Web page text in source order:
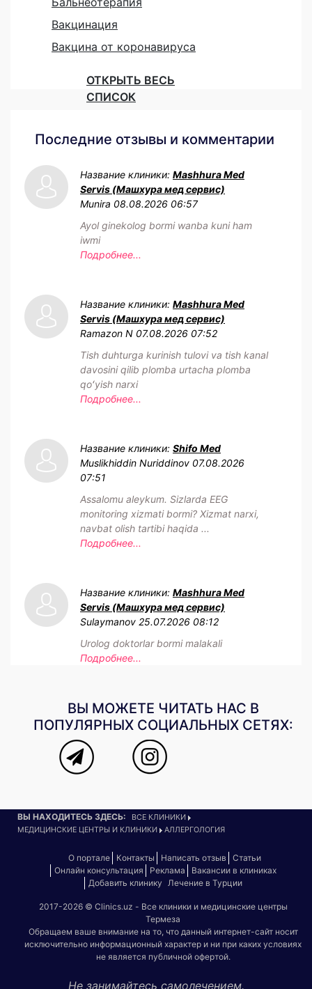
Вакцинация
Вакцина от коронавируса
ОТКРЫТЬ ВЕСЬ
СПИСОК
Последние отзывы и комментарии
Название клиники: Mashhura Med
Servis (Машхура мед сервис)
Munira 08.08.2026 06:57
Ayol ginekolog bormi wanba kuni ham
iwmi
Подробнее...
Название клиники: Mashhura Med
Servis (Машхура мед сервис)
Ramazon N 07.08.2026 07:52
Tish duhturga kurinish tulovi va tish kanal
davosini qilib plomba urtacha plomba
qoʻyish narxi
Подробнее...
Название клиники: Shifo Med
Muslikhiddin Nuriddinov 07.08.2026
07:51
Assalomu aleykum. Sizlarda EEG
monitoring xizmati bormi? Xizmat narxi,
navbat olish tartibi haqida ...
Подробнее...
Название клиники: Mashhura Med
Servis (Машхура мед сервис)
Sulaymanov 25.07.2026 08:12
Urolog doktorlar bormi malakali
Подробнее...
ВЫ МОЖЕТЕ ЧИТАТЬ НАС В
ПОПУЛЯРНЫХ СОЦИАЛЬНЫХ СЕТЯХ:
ВЫ НАХОДИТЕСЬ ЗДЕСЬ:
ВСЕ КЛИНИКИ
МЕДИЦИНСКИЕ ЦЕНТРЫ И КЛИНИКИ
АЛЛЕРГОЛОГИЯ
О портале Контакты Написать отзыв
Статьи
Онлайн консультация
Реклама
Вакансии в клиниках
Добавить клинику Лечение в Турции
2017-2026 © Clinics.uz - Все клиники и медицинские центры
Термеза
Обращаем ваше внимание на то, что данный интернет-сайт носит
исключительно информационный характер и ни при каких условиях
не является публичной офертой.
Не занимайтесь самолечением.